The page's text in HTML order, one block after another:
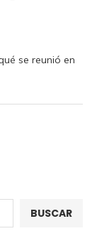
se reunió en
BUSCAR